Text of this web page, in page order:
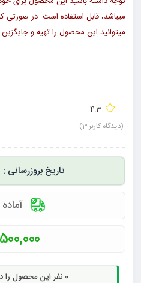
میباشد، قابل استفاده است. در صورتی
میتوانید این محصول را تهیه و
4.3
(دیدگاه کاربر3
)
0 نفر این محصول را